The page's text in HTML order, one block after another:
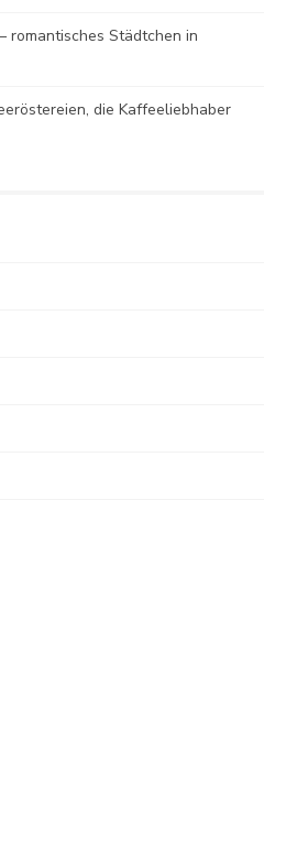
romantisches Städtchen in
die Kaffeeliebhaber